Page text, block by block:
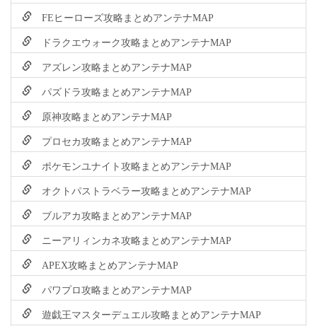
FEヒーローズ攻略まとめアンテナMAP
ドラクエウォーク攻略まとめアンテナMAP
アズレン攻略まとめアンテナMAP
パズドラ攻略まとめアンテナMAP
原神攻略まとめアンテナMAP
プロセカ攻略まとめアンテナMAP
ポケモンユナイト攻略まとめアンテナMAP
オクトパストラベラー攻略まとめアンテナMAP
ブルアカ攻略まとめアンテナMAP
ニーアリィンカネ攻略まとめアンテナMAP
APEX攻略まとめアンテナMAP
パワプロ攻略まとめアンテナMAP
遊戯王マスターデュエル攻略まとめアンテナMAP